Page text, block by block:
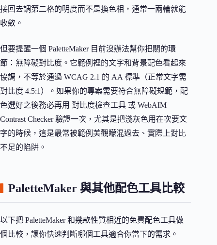
接回去調第二格的明度而不是換色相，通常一兩輪就能
收斂。
但要提醒一個 PaletteMaker 目前沒辦法幫你把關的環
節：無障礙對比度。它範例裡的文字和背景配色看起來
協調，不等於通過 WCAG 2.1 的 AA 標準（正常文字需
對比度 4.5:1）。如果你的專案需要符合無障礙規範，配
色選好之後務必再用 對比度檢查工具 或 WebAIM
Contrast Checker 驗證一次，尤其是把淺灰色用在次要文
字的時候，這是最常被範例美觀矇混過去、實際上對比
不足的陷阱。
PaletteMaker 與其他配色工具比較
以下把 PaletteMaker 和幾款性質相近的免費配色工具做
個比較，讓你快速判斷哪個工具適合你當下的需求。